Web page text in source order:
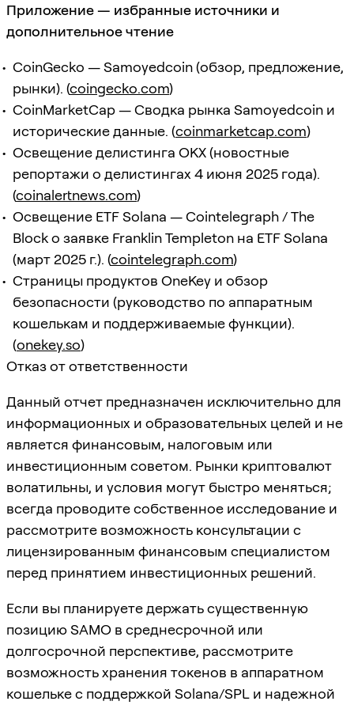
Приложение — избранные источники и
дополнительное чтение
CoinGecko — Samoyedcoin (обзор, предложение,
рынки). (coingecko.com)
CoinMarketCap — Сводка рынка Samoyedcoin и
исторические данные. (coinmarketcap.com)
Освещение делистинга OKX (новостные
репортажи о делистингах 4 июня 2025 года).
(coinalertnews.com)
Освещение ETF Solana — Cointelegraph / The
Block о заявке Franklin Templeton на ETF Solana
(март 2025 г.). (cointelegraph.com)
Страницы продуктов OneKey и обзор
безопасности (руководство по аппаратным
кошелькам и поддерживаемые функции).
(onekey.so)
Отказ от ответственности
Данный отчет предназначен исключительно для
информационных и образовательных целей и не
является финансовым, налоговым или
инвестиционным советом. Рынки криптовалют
волатильны, и условия могут быстро меняться;
всегда проводите собственное исследование и
рассмотрите возможность консультации с
лицензированным финансовым специалистом
перед принятием инвестиционных решений.
Если вы планируете держать существенную
позицию SAMO в среднесрочной или
долгосрочной перспективе, рассмотрите
возможность хранения токенов в аппаратном
кошельке с поддержкой Solana/SPL и надежной